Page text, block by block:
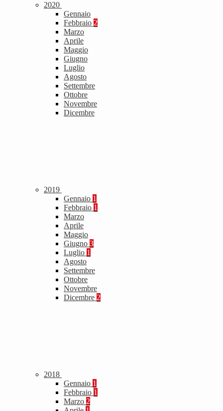
2020
Gennaio
Febbraio 2
Marzo
Aprile
Maggio
Giugno
Luglio
Agosto
Settembre
Ottobre
Novembre
Dicembre
2019
Gennaio 1
Febbraio 1
Marzo
Aprile
Maggio
Giugno 3
Luglio 1
Agosto
Settembre
Ottobre
Novembre
Dicembre 2
2018
Gennaio 1
Febbraio 1
Marzo 2